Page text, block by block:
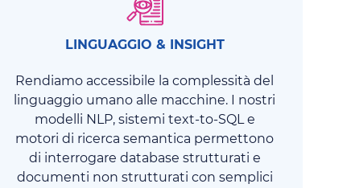
LINGUAGGIO & INSIGHT
Rendiamo accessibile la complessità del
linguaggio umano alle macchine. I nostri
modelli NLP, sistemi text-to-SQL e
motori di ricerca semantica permettono
di interrogare database strutturati e
documenti non strutturati con semplici